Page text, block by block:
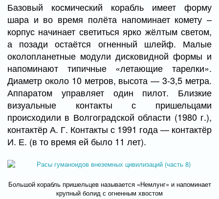
Базовый космический корабль имеет форму
шара и во время полёта напоминает комету –
корпус начинает светиться ярко жёлтым светом,
а позади остаётся огненный шлейф. Малые
околопланетные модули дисковидной формы и
напоминают типичные «летающие тарелки».
Диаметр около 10 метров, высота — 3-3,5 метра.
Аппаратом управляет один пилот. Близкие
визуальные контакты с пришельцами
происходили в Волгоградской области (1980 г.),
контактёр А. Г. Контакты с 1991 года — контактёр
И. Е. (в то время ей было 11 лет).
Большой корабль пришельцев называется «Немлунг» и напоминает
крупный болид с огненным хвостом